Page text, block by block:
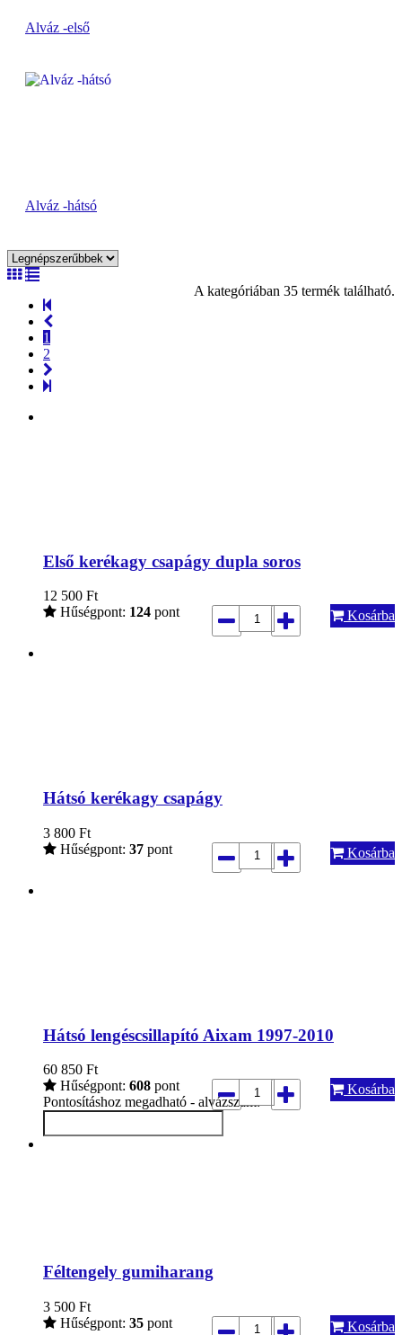
Alváz -első
Alváz -hátsó
A kategóriában 35 termék található.
1
2
Első kerékagy csapágy dupla soros
12 500 Ft
Hűségpont: 124 pont Kosárba
Hátsó kerékagy csapágy
3 800 Ft
Hűségpont: 37 pont Kosárba
Hátsó lengéscsillapító Aixam 1997-2010
60 850 Ft
Hűségpont: 608 pont
Pontosításhoz megadható - alvázszám:
Kosárba
Féltengely gumiharang
3 500 Ft
Hűségpont: 35 pont Kosárba